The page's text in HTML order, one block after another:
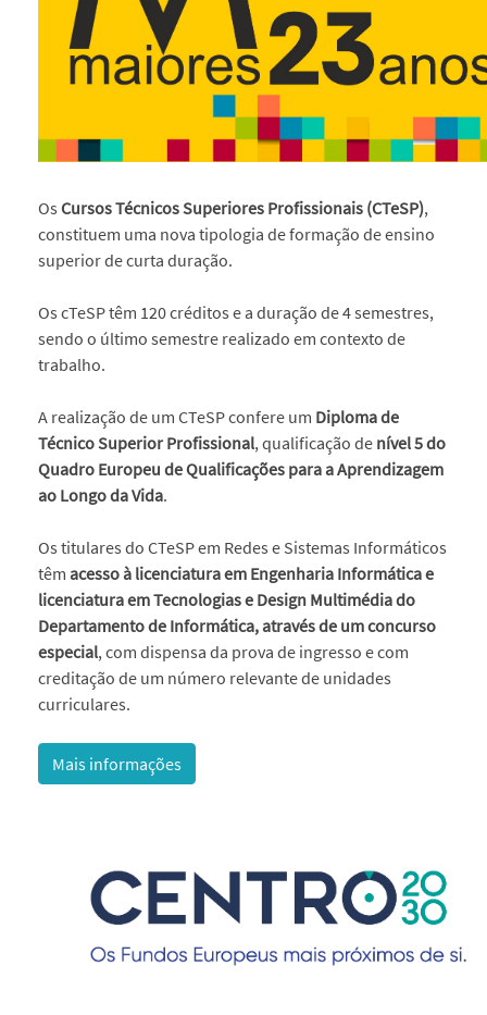
Os Cursos Técnicos Superiores Profissionais (CTeSP),
constituem uma nova tipologia de formação de ensino
superior de curta duração.
Os cTeSP têm 120 créditos e a duração de 4 semestres,
sendo o último semestre realizado em contexto de
trabalho.
A realização de um CTeSP confere um Diploma de
Técnico Superior Profissional, qualificação de nível 5 do
Quadro Europeu de Qualificações para a Aprendizagem
ao Longo da Vida.
Os titulares do CTeSP em Redes e Sistemas Informáticos
têm acesso à licenciatura em Engenharia Informática e
licenciatura em Tecnologias e Design Multimédia do
Departamento de Informática, através de um concurso
especial, com dispensa da prova de ingresso e com
creditação de um número relevante de unidades
curriculares.
Mais informações